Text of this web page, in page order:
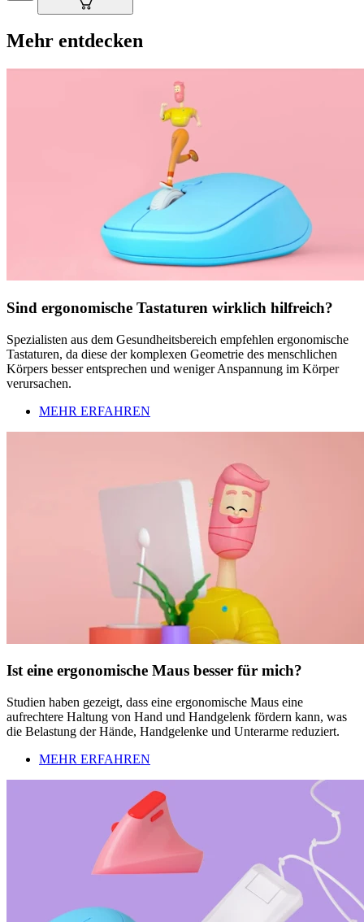
Mehr entdecken
Sind ergonomische Tastaturen wirklich hilfreich?
Spezialisten aus dem Gesundheitsbereich empfehlen ergonomische
Tastaturen, da diese der komplexen Geometrie des menschlichen
Körpers besser entsprechen und weniger Anspannung im Körper
verursachen.
MEHR ERFAHREN
Ist eine ergonomische Maus besser für mich?
Studien haben gezeigt, dass eine ergonomische Maus eine
aufrechtere Haltung von Hand und Handgelenk fördern kann, was
die Belastung der Hände, Handgelenke und Unterarme reduziert.
MEHR ERFAHREN